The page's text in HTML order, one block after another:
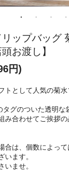
ップバッグ
お渡し】
円)
トとして人気の菊
タグのついた透明な
み合わせてご挨拶
合は、個数によっ
います。
いませ。